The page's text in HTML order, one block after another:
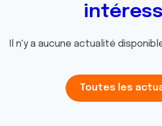
Il n'y a aucune actualité
Toutes les